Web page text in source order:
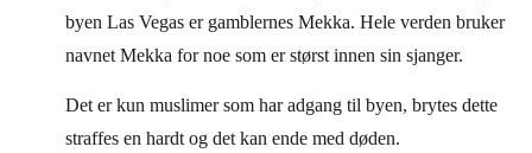
byen Las Vegas er gamblernes Mekka. Hele verden bruker
navnet Mekka for noe som er størst innen sin sjanger.
Det er kun muslimer som har adgang til byen, brytes dette
straffes en hardt og det kan ende med døden.